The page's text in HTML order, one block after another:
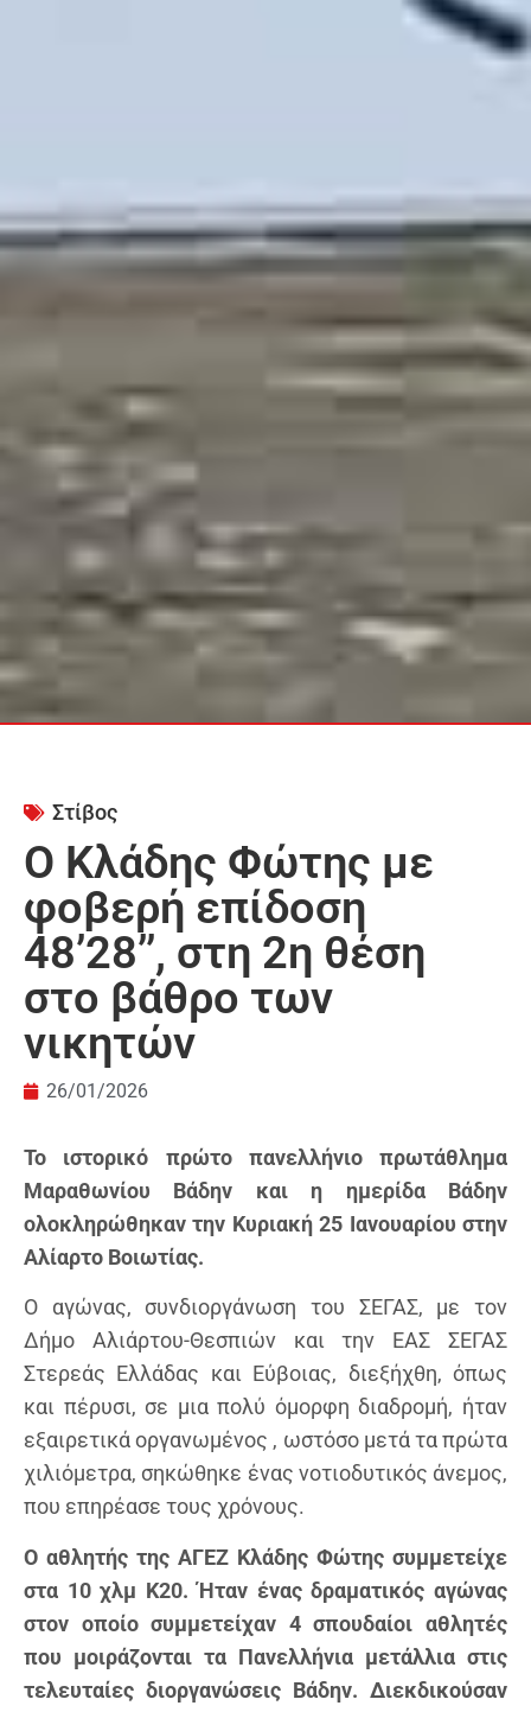
Στίβος
Ο Κλάδης Φώτης με
φοβερή επίδοση
48’28’’, στη 2η θέση
στο βάθρο των
νικητών
26/01/2026
Το ιστορικό πρώτο πανελλήνιο πρωτάθλημα
Μαραθωνίου Βάδην και η ημερίδα Βάδην
ολοκληρώθηκαν την Κυριακή 25 Ιανουαρίου στην
Αλίαρτο Βοιωτίας.
Ο αγώνας, συνδιοργάνωση του ΣΕΓΑΣ, με τον
Δήμο Αλιάρτου-Θεσπιών και την ΕΑΣ ΣΕΓΑΣ
Στερεάς Ελλάδας και Εύβοιας, διεξήχθη, όπως
και πέρυσι, σε μια πολύ όμορφη διαδρομή, ήταν
εξαιρετικά οργανωμένος , ωστόσο μετά τα πρώτα
χιλιόμετρα, σηκώθηκε ένας νοτιοδυτικός άνεμος,
που επηρέασε τους χρόνους.
Ο αθλητής της ΑΓΕΖ Κλάδης Φώτης συμμετείχε
στα 10 χλμ Κ20. Ήταν ένας δραματικός αγώνας
στον οποίο συμμετείχαν 4 σπουδαίοι αθλητές
που μοιράζονται τα Πανελλήνια μετάλλια στις
τελευταίες διοργανώσεις Βάδην. Διεκδικούσαν